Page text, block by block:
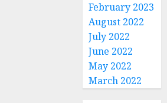
February 2023
August 2022
July 2022
June 2022
May 2022
March 2022